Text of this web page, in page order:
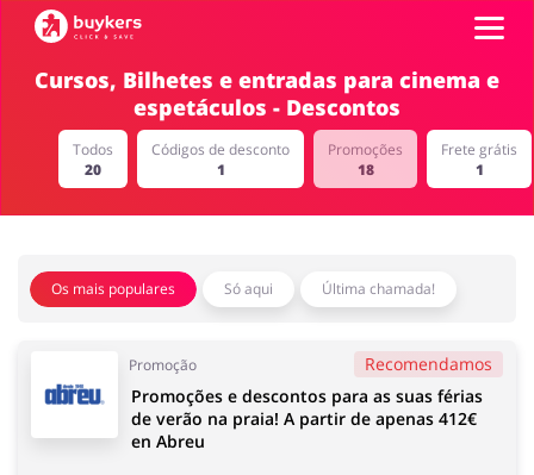
Categorias
Terrestre
Papelaria e Livros Comida e Alimentação
Códigos
Promoções
Cursos, Bilhetes e entradas para cinema e
espetáculos - Descontos
Todos
20
Códigos de desconto
1
Promoções
18
Frete grátis
1
Os mais populares Só aqui Última chamada!
Promoção Recomendamos
Promoções e descontos para as suas férias
de verão na praia! A partir de apenas 412€
en Abreu